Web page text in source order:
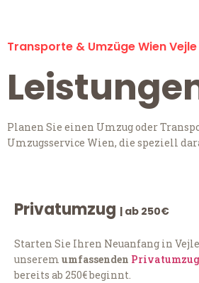
Transporte & Umzüge Wien Vejle
Planen Sie einen Umzug oder
Umzugsservice Wien, die speziell
Privatumzug | ab 250€
Starten Sie Ihren Neuanfang in
unserem umfassenden Privatumzug
bereits ab 250€ beginnt.